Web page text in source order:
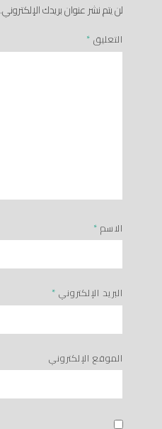
لن يتم نشر عنوان بريدك الإلكتروني.
التعليق *
الاسم *
البريد الإلكتروني *
الموقع الإلكتروني